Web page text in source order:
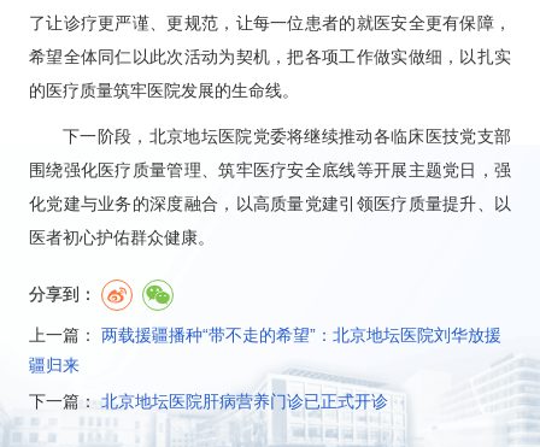
了让诊疗更严谨、更规范，让每一位患者的就医安全更有保障，
希望全体同仁以此次活动为契机，把各项工作做实做细，以扎实
的医疗质量筑牢医院发展的生命线。
下一阶段，北京地坛医院党委将继续推动各临床医技党支部
围绕强化医疗质量管理、筑牢医疗安全底线等开展主题党日，强
化党建与业务的深度融合，以高质量党建引领医疗质量提升、以
医者初心护佑群众健康。
分享到：
上一篇：
两载援疆播种“带不走的希望”：北京地坛医院刘华放援
疆归来
下一篇： 北京地坛医院肝病营养门诊已正式开诊